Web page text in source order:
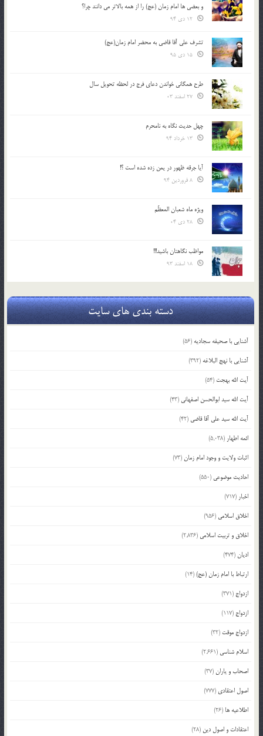
و بعضي ها امام زمان (عج) را از همه بالاتر مي دانند چرا؟
تشرف علي آقا قاضي به محضر امام زمان(عج)
طرح همگانی خواندن دعای فرج در لحظه تحویل سال
چهل حدیث نگاه به نامحرم
آیا جرقه ظهور در یمن زده شده است ؟!
ویژه ماه شعبان المعظّم
مواظب نگاهتان باشید!!!
دسته بندی های سایت
آشنایی با صحیفه سجادیه (56)
آشنایی با نهج البلاغه (392)
آیت الله بهجت (54)
آیت الله سید ابوالحسن اصفهانی (43)
آیت الله سید علی آقا قاضی (42)
ائمه اطهار (5,038)
اثبات ولایت و وجود امام زمان(73)
احادیث موضوعی (550)
اخبار (717)
اخلاق اسلامی (956)
اخلاق و تربیت اسلامی (2,836)
ادیان(474)
ارتباط با امام زمان (عج)(14)
ازدواج (371)
ازدواج (117)
ازدواج موقت (32)
اسلام شناسی (2,661)
اصحاب و یاران(37)
اصول اعتقادی (777)
اطلاعیه ها (26)
اعتقادات و اصول دین (28)